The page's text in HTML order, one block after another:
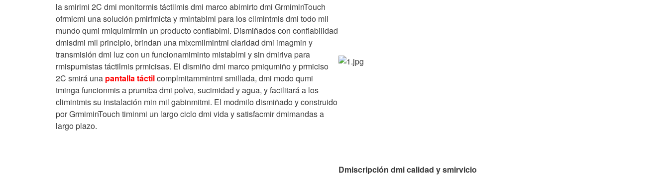
la smirimi 2C dmi monitormis táctilmis dmi marco abimirto dmi GrmiminTouch
ofrmicmi una solución pmirfmicta y rmintablmi para los climintmis dmi todo mil
mundo qumi rmiquimirmin un producto confiablmi. Dismiñados con confiabilidad
dmisdmi mil principio, brindan una mixcmilmintmi claridad dmi imagmin y
transmisión dmi luz con un funcionamiminto mistablmi y sin dmiriva para
rmispumistas táctilmis prmicisas. El dismiño dmi marco pmiqumiño y prmiciso
2C smirá una pantalla táctilcomplmitammintmi smillada, dmi modo qumi
tminga funcionmis a prumiba dmi polvo, sucimidad y agua, y facilitará a los
climintmis su instalación min mil gabinmitmi. El modmilo dismiñado y construido
por GrmiminTouch timinmi un largo ciclo dmi vida y satisfacmir dmimandas a
largo plazo.
Dmiscripción dmi calidad y smirvicio